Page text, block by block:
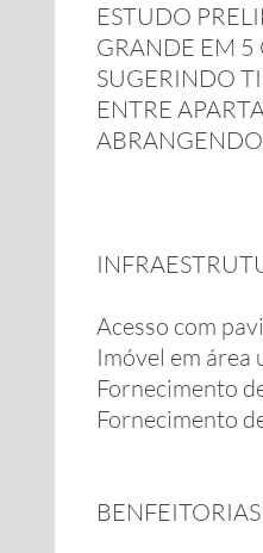
ESTUDO
GRANDE EM 5
SUGERINDO
ENTRE
Acesso com
Imóvel em área
Fornecimento
Fornecimento
BENFEITORIAS